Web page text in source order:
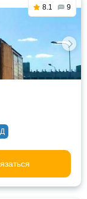
8.1 9